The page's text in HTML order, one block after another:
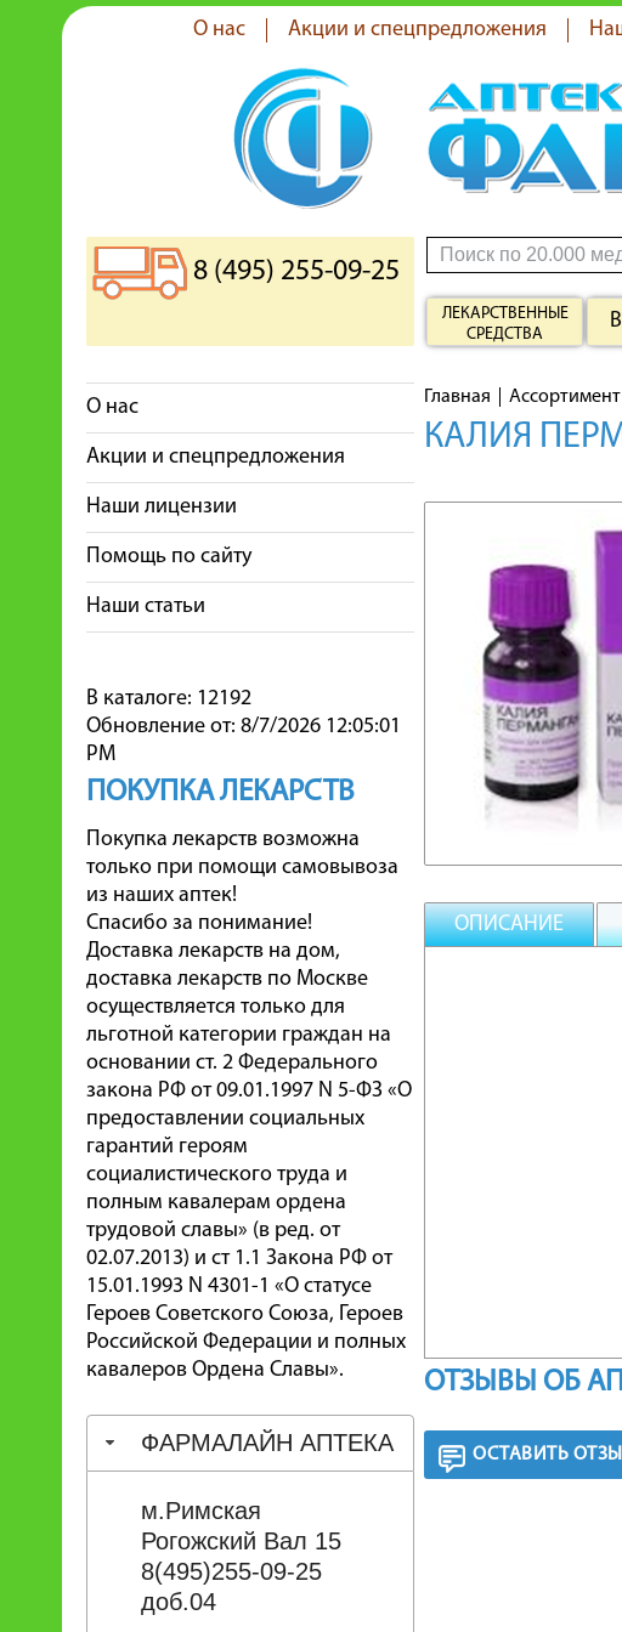
О нас Акции и спецпредложения
8 (495) 255-09-25
ЛЕКАРСТВЕННЫЕ
СРЕДСТВА
О нас
Акции и спецпредложения
Наши лицензии
Помощь по сайту
Наши статьи
В каталоге: 12192
Обновление от: 8/7/2026 12:05:01
PM
ПОКУПКА ЛЕКАРСТВ
Покупка лекарств возможна
только при помощи самовывоза
из наших аптек!
Спасибо за понимание!
Доставка лекарств на дом,
доставка лекарств по Москве
осуществляется только для
льготной категории граждан на
основании ст. 2 Федерального
закона РФ от 09.01.1997 N 5-ФЗ «О
предоставлении социальных
гарантий героям
социалистического труда и
полным кавалерам ордена
трудовой славы» (в ред. от
02.07.2013) и ст 1.1 Закона РФ от
15.01.1993 N 4301-1 «О статусе
Героев Советского Союза, Героев
Российской Федерации и полных
кавалеров Ордена Славы».
ФАРМАЛАЙН АПТЕКА
м.Римская
Рогожский Вал 15
8(495)255-09-25
доб.04
Главная Ассортимент
КАЛИЯ
ОПИСАНИЕ
ОТЗЫВЫ ОБ
ОСТАВИТЬ